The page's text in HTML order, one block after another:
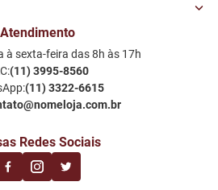
Atendimento
à sexta-feira das 8h às 17h
(11) 3995-8560
(11) 3322-6615
Redes Sociais